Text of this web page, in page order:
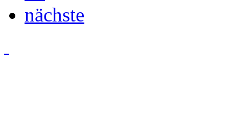
nächste